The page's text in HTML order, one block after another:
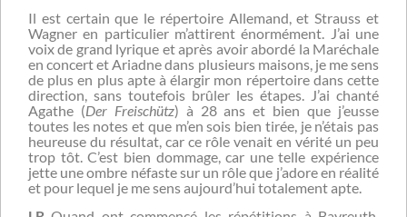
Il est certain que le répertoire Allemand, et Strauss et
Wagner en particulier m’attirent énormément. J’ai une
voix de grand lyrique et après avoir abordé la Maréchale
en concert et Ariadne dans plusieurs maisons, je me sens
de plus en plus apte à élargir mon répertoire dans cette
direction, sans toutefois brûler les étapes. J’ai chanté
Agathe (Der Freischütz) à 28 ans et bien que j’eusse
toutes les notes et que m’en sois bien tirée, je n’étais pas
heureuse du résultat, car ce rôle venait en vérité un peu
trop tôt. C’est bien dommage, car une telle expérience
jette une ombre néfaste sur un rôle que j’adore en réalité
et pour lequel je me sens aujourd’hui totalement apte.